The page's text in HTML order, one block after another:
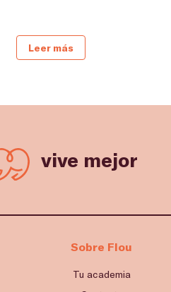
Leer más
vive mejor
Sobre Flou
Tu academia